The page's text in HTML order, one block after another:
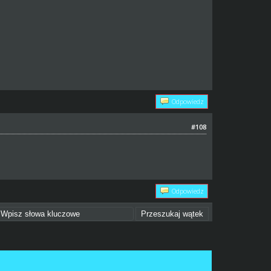
Odpowiedz
#108
Odpowiedz